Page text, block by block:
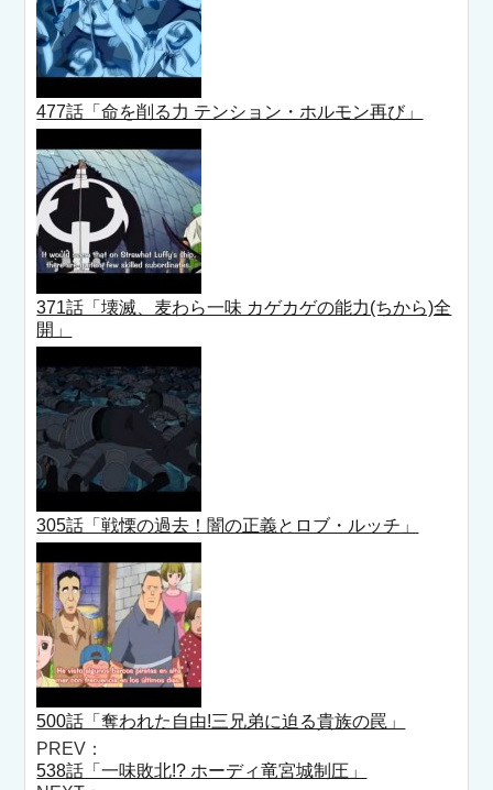
477話「命を削る力 テンション・ホルモン再び」
371話「壊滅、麦わら一味 カゲカゲの能力(ちから)全
開」
305話「戦慄の過去！闇の正義とロブ・ルッチ」
500話「奪われた自由!三兄弟に迫る貴族の罠」
PREV：
538話「一味敗北!? ホーディ竜宮城制圧」